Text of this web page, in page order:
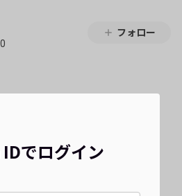
フォロー
でログイン